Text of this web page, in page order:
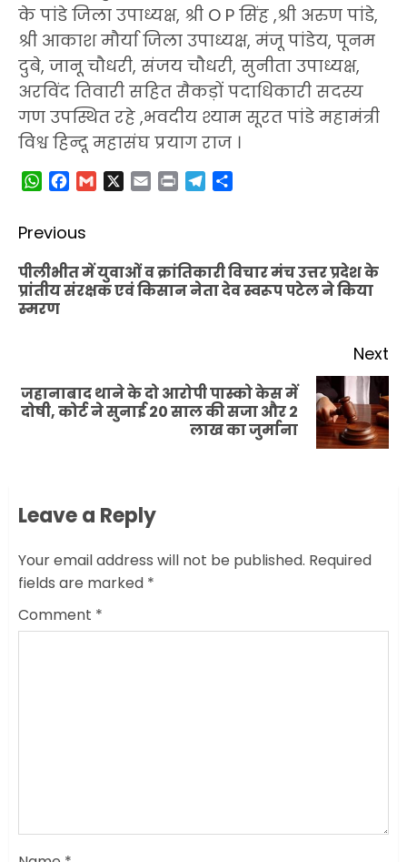
के पांडे जिला उपाध्यक्ष, श्री O P सिंह ,श्री अरुण पांडे,
श्री आकाश मौर्या जिला उपाध्यक्ष, मंजू पांडेय, पूनम
दुबे, जानू चौधरी, संजय चौधरी, सुनीता उपाध्यक्ष,
अरविंद तिवारी सहित सैकड़ों पदाधिकारी सदस्य
गण उपस्थित रहे ,भवदीय श्याम सूरत पांडे महामंत्री
विश्व हिन्दू महासंघ प्रयाग राज ।
WhatsApp
Facebook
Gmail EmailPrint Telegram
Post
navigation
Previous
पीलीभीत में युवाओं व क्रांतिकारी विचार मंच उत्तर प्रदेश के
प्रांतीय संरक्षक एवं किसान नेता देव स्वरूप पटेल ने किया
स्मरण
Next
Next
जहानाबाद थाने के दो आरोपी पास्को केस में
दोषी, कोर्ट ने सुनाई 20 साल की सजा और 2
लाख का जुर्माना
Leave a Reply
Your email address will not be published. Required
fields are marked *
Comment *